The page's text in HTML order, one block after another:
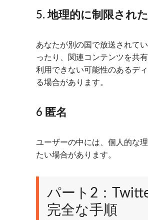
5. 地理的に制限され
あなたが別の国で放送されて
ったり、関連コンテンツを共
利用できない可能性のあるデ
る場合があります。
6 匿名
ユーザーの中には、個人的な
たい場合があります。
パート2：
完全な手順